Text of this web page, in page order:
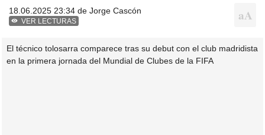
18.06.2025 23:34 de Jorge Cascón
VER LECTURAS
El técnico tolosarra comparece tras su debut con el club madridista
en la primera jornada del Mundial de Clubes de la FIFA